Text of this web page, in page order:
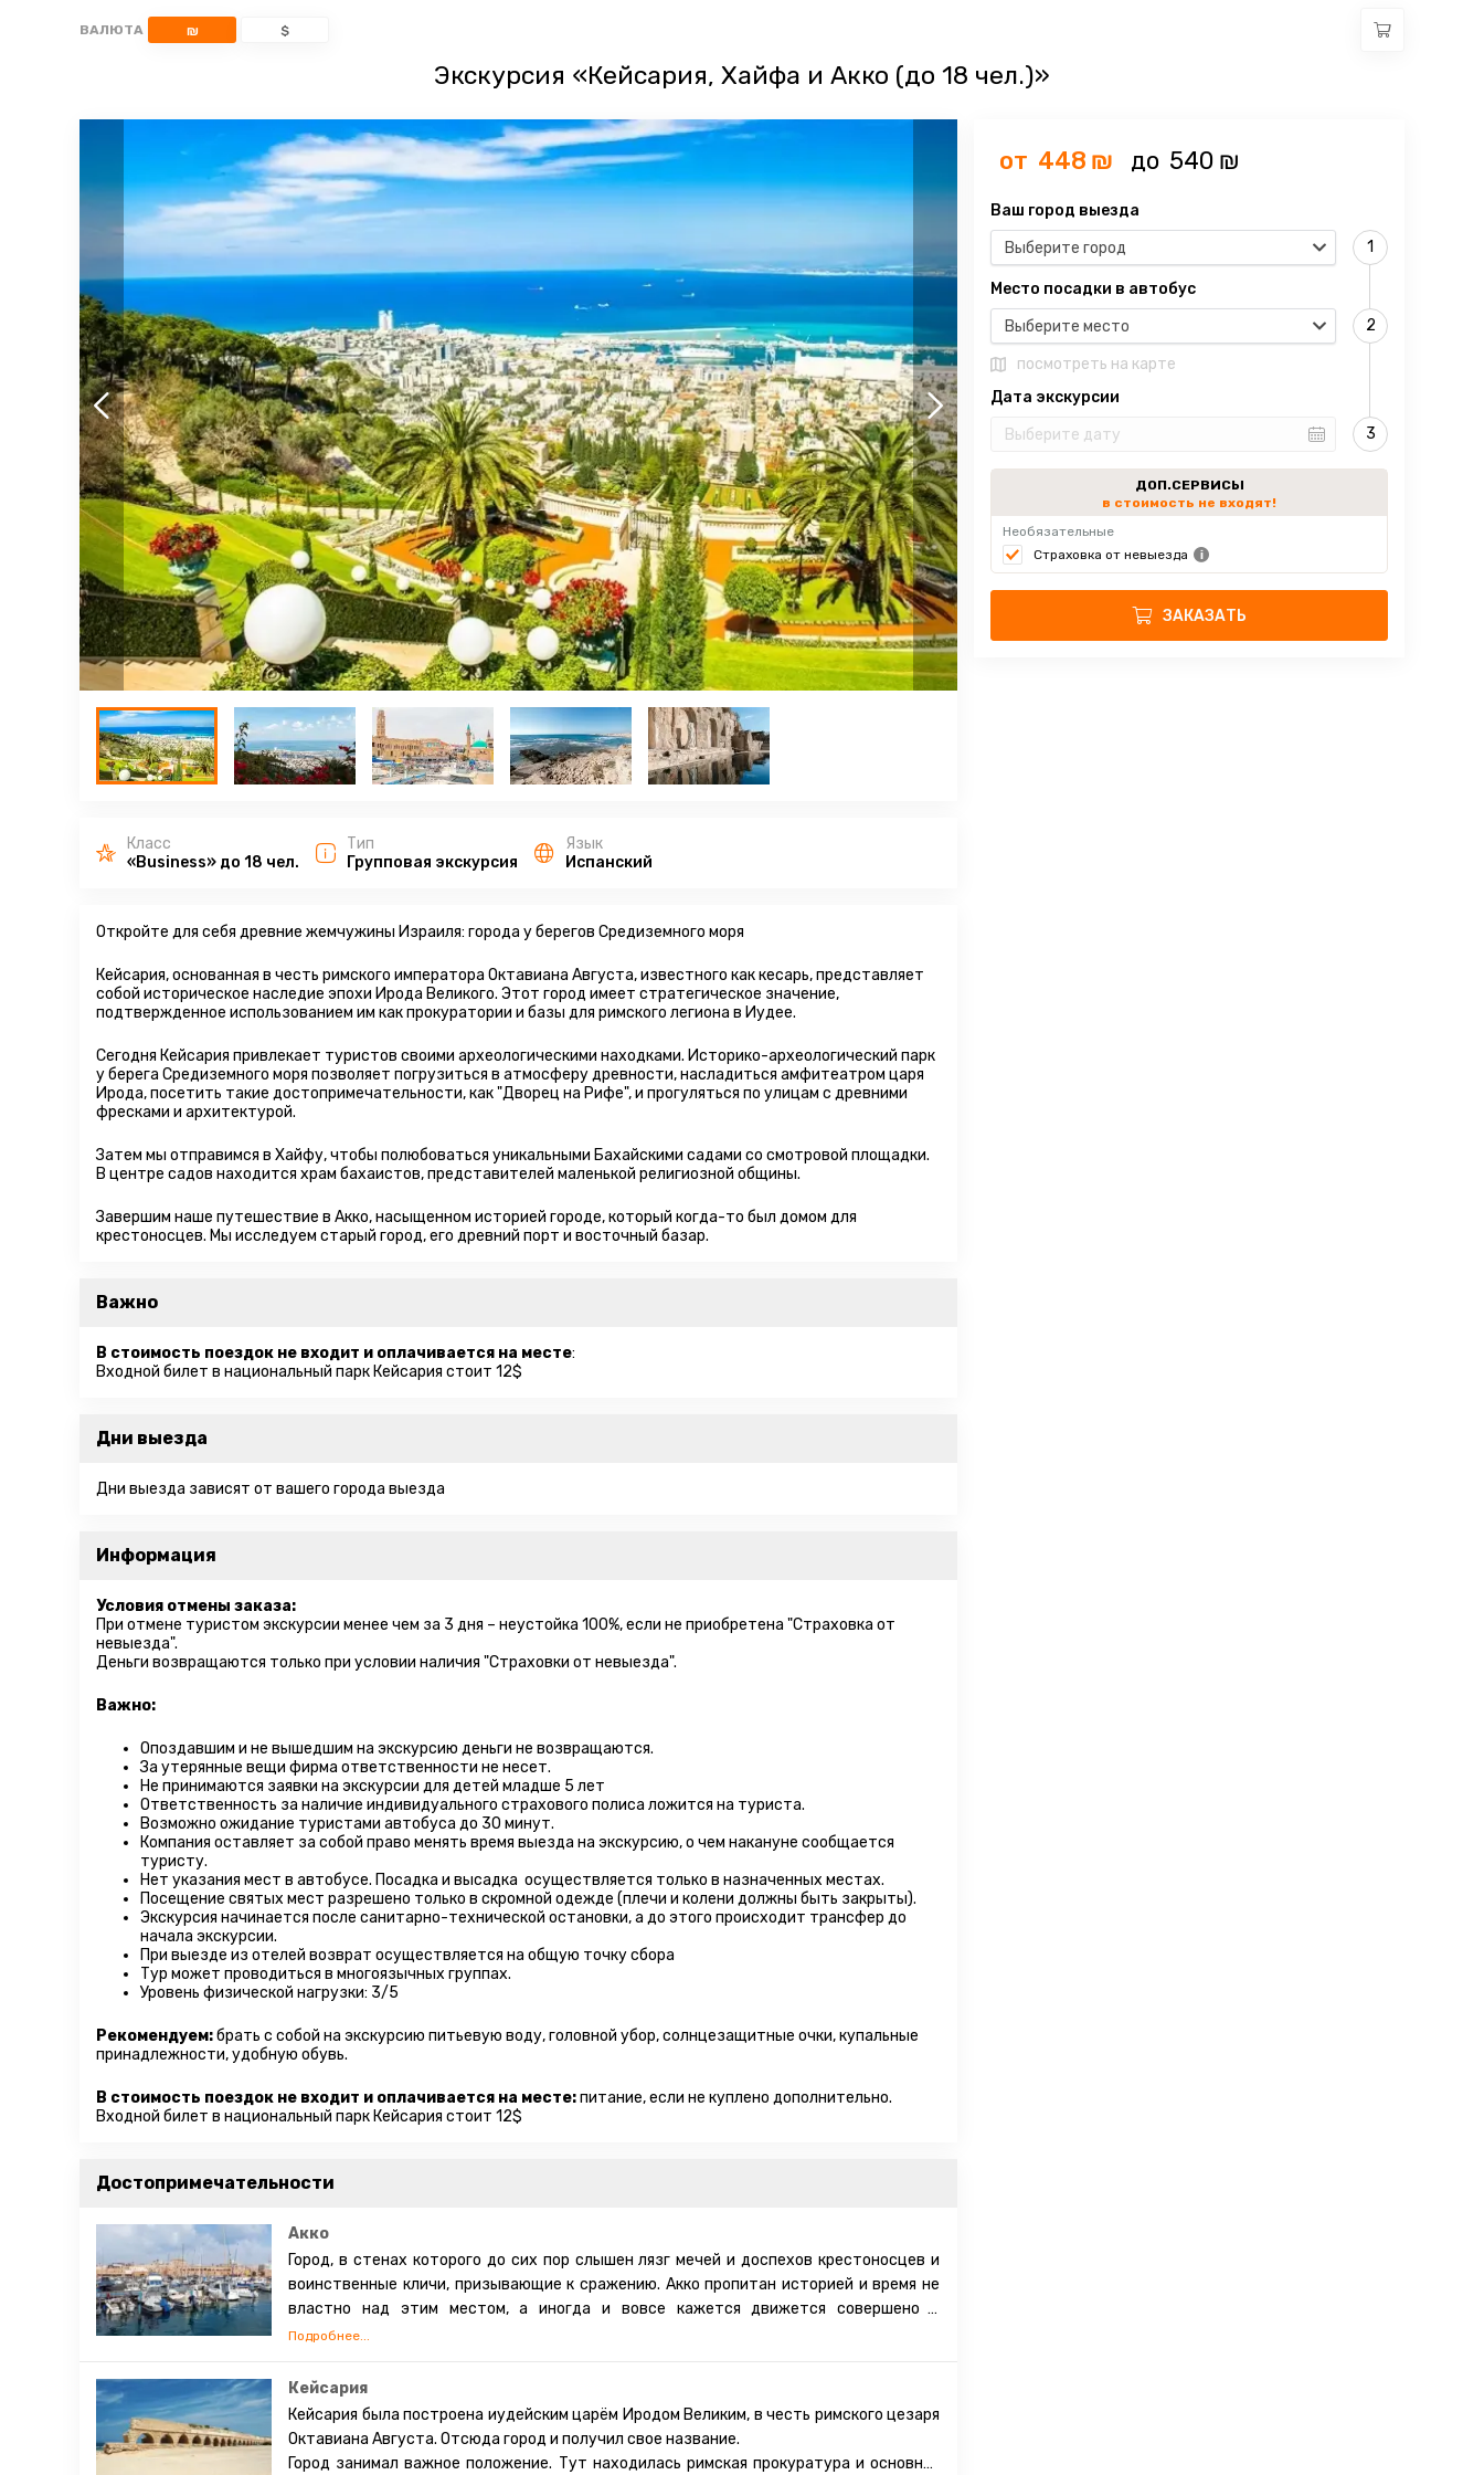
ВАЛЮТА ₪ $
Экскурсия «Кейсария, Хайфа и Акко (до 18 чел.)»
Класс
«Business» до 18 чел.
Тип
Групповая экскурсия
Язык
Испанский
Откройте для себя древние жемчужины Израиля: города у берегов Средиземного моря
Кейсария, основанная в честь римского императора Октавиана Августа, известного как кесарь, представляет
собой историческое наследие эпохи Ирода Великого. Этот город имеет стратегическое значение,
подтвержденное использованием им как прокуратории и базы для римского легиона в Иудее.
Сегодня Кейсария привлекает туристов своими археологическими находками. Историко-археологический парк
у берега Средиземного моря позволяет погрузиться в атмосферу древности, насладиться амфитеатром царя
Ирода, посетить такие достопримечательности, как "Дворец на Рифе", и прогуляться по улицам с древними
фресками и архитектурой.
Затем мы отправимся в Хайфу, чтобы полюбоваться уникальными Бахайскими садами со смотровой площадки.
В центре садов находится храм бахаистов, представителей маленькой религиозной общины.
Завершим наше путешествие в Акко, насыщенном историей городе, который когда-то был домом для
крестоносцев. Мы исследуем старый город, его древний порт и восточный базар.
Важно
В стоимость поездок не входит и оплачивается на месте:
Входной билет в национальный парк Кейсария стоит 12$
Дни выезда
Дни выезда зависят от вашего города выезда
Информация
Условия отмены заказа:
При отмене туристом экскурсии менее чем за 3 дня – неустойка 100%, если не приобретена "Страховка от
невыезда".
Деньги возвращаются только при условии наличия "Страховки от невыезда".
Важно:
Опоздавшим и не вышедшим на экскурсию деньги не возвращаются.
За утерянные вещи фирма ответственности не несет.
Не принимаются заявки на экскурсии для детей младше 5 лет
Ответственность за наличие индивидуального страхового полиса ложится на туриста.
Возможно ожидание туристами автобуса до 30 минут.
Компания оставляет за собой право менять время выезда на экскурсию, о чем накануне сообщается
туристу.
Нет указания мест в автобуcе. Посадка и высадка осуществляется только в назначенных местах.
Посещение святых мест разрешено только в скромной одежде (плечи и колени должны быть закрыты).
Экскурсия начинается после санитарно-технической остановки, а до этого происходит трансфер до
начала экскурсии.
При выезде из отелей возврат осуществляется на общую точку сбора
Тур может проводиться в многоязычных группах.
Уровень физической нагрузки: 3/5
Рекомендуем:брать с собой на экскурсию питьевую воду, головной убор, солнцезащитные очки, купальные
принадлежности, удобную обувь.
В стоимость поездок не входит и оплачивается на месте:питание, если не куплено дополнительно.
Входной билет в национальный парк Кейсария стоит 12$
Достопримечательности
Акко
Город, в стенах которого до сих пор слышен лязг мечей и доспехов крестоносцев и
воинственные кличи, призывающие к сражению. Акко пропитан историей и время не
властно над этим местом, а иногда и вовсе кажется движется совершено в
хаотичном направлении. Памятники прошлого и настоящего смешались здесь
особую атмосферу.
Тут и древний порт, и крепости крестоносцев, и турецкие бани (хамамы), и мечети и
даже волшебный сад, построенный при крестоносцах. И среди всего исторического
разнообразия трудно выделить что-то одно. Город хранит в себе тайну тамплиеров,
Кейсария
Кейсария была построена иудейским царём Иродом Великим, в честь римского цезаря
Октавиана Августа. Отсюда город и получил свое название.
Город занимал важное положение. Тут находилась римская прокуратура и основная
от 448 ₪ до 540 ₪
Ваш город выезда
Выберите город
Место посадки в автобус
Выберите место
посмотреть на карте
Дата экскурсии
ДОП.СЕРВИСЫ
в стоимость не входят!
Необязательные
Страховка от невыезда
ЗАКАЗАТЬ